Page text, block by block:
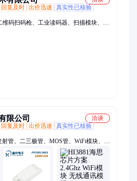
回复及时 出价迅速
真实性已核验
维码扫码枪、工业读码器、扫描模块、条
枪、固定式扫码器、工业扫码器、DPM
码器、二维扫码枪、一维码扫码枪、条码
防爆读码器、防爆扫描枪
限公司
洽谈
回复及时 出价迅速
真实性已核验
管、二三极管、MOS管、WiFi模块、
牙模块、物联网模块、nb模块、低功耗
、发光二极管、海思芯片、瑞煜芯片、贴
、肖特基二极管、场效应管、rtl8188、
管、三极管、碳化硅mos管、碳化硅sic